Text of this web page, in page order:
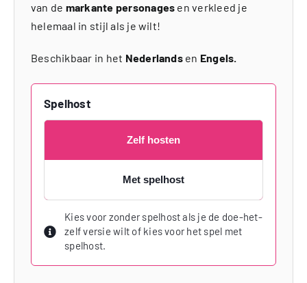
van de markante personages en verkleed je
helemaal in stijl als je wilt!
Beschikbaar in het Nederlandsen Engels.
Spelhost
Zelf hosten
Met spelhost
Kies voor zonder spelhost als je de doe-het-
zelf versie wilt of kies voor het spel met
spelhost.